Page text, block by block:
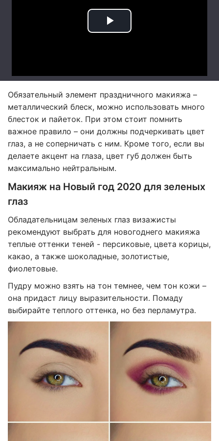
Обязательный элемент праздничного макияжа –
металлический блеск, можно использовать много
блесток и пайеток. При этом стоит помнить
важное правило – они должны подчеркивать цвет
глаз, а не соперничать с ним. Кроме того, если вы
делаете акцент на глаза, цвет губ должен быть
максимально нейтральным.
Макияж на Новый год 2020 для зеленых
глаз
Обладательницам зеленых глаз визажисты
рекомендуют выбрать для новогоднего макияжа
теплые оттенки теней - персиковые, цвета корицы,
какао, а также шоколадные, золотистые,
фиолетовые.
Пудру можно взять на тон темнее, чем тон кожи –
она придаст лицу выразительности. Помаду
выбирайте теплого оттенка, но без перламутра.